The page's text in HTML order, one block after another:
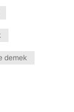
demek